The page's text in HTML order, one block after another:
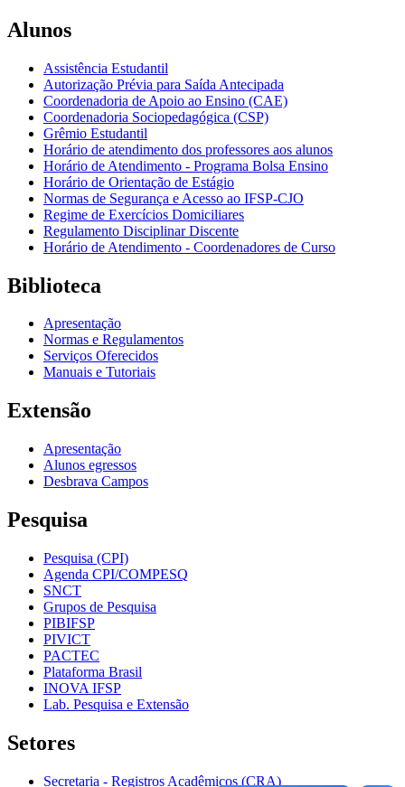
Alunos
Assistência Estudantil
Autorização Prévia para Saída Antecipada
Coordenadoria de Apoio ao Ensino (CAE)
Coordenadoria Sociopedagógica (CSP)
Grêmio Estudantil
Horário de atendimento dos professores aos alunos
Horário de Atendimento - Programa Bolsa Ensino
Horário de Orientação de Estágio
Normas de Segurança e Acesso ao IFSP-CJO
Regime de Exercícios Domiciliares
Regulamento Disciplinar Discente
Horário de Atendimento - Coordenadores de Curso
Biblioteca
Apresentação
Normas e Regulamentos
Serviços Oferecidos
Manuais e Tutoriais
Extensão
Apresentação
Alunos egressos
Desbrava Campos
Pesquisa
Pesquisa (CPI)
Agenda CPI/COMPESQ
SNCT
Grupos de Pesquisa
PIBIFSP
PIVICT
PACTEC
Plataforma Brasil
INOVA IFSP
Lab. Pesquisa e Extensão
Setores
Secretaria - Registros Acadêmicos (CRA)